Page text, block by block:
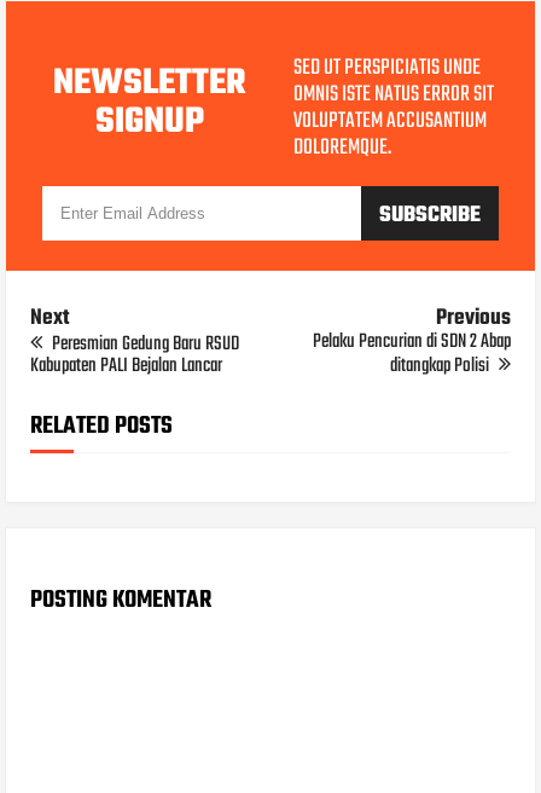
NEWSLETTER
SIGNUP
SED UT PERSPICIATIS UNDE
OMNIS ISTE NATUS ERROR SIT
VOLUPTATEM ACCUSANTIUM
DOLOREMQUE.
Next
Peresmian Gedung Baru RSUD
Kabupaten PALI Bejalan Lancar
Previous
Pelaku Pencurian di SDN 2 Abap
ditangkap Polisi
RELATED POSTS
POSTING KOMENTAR